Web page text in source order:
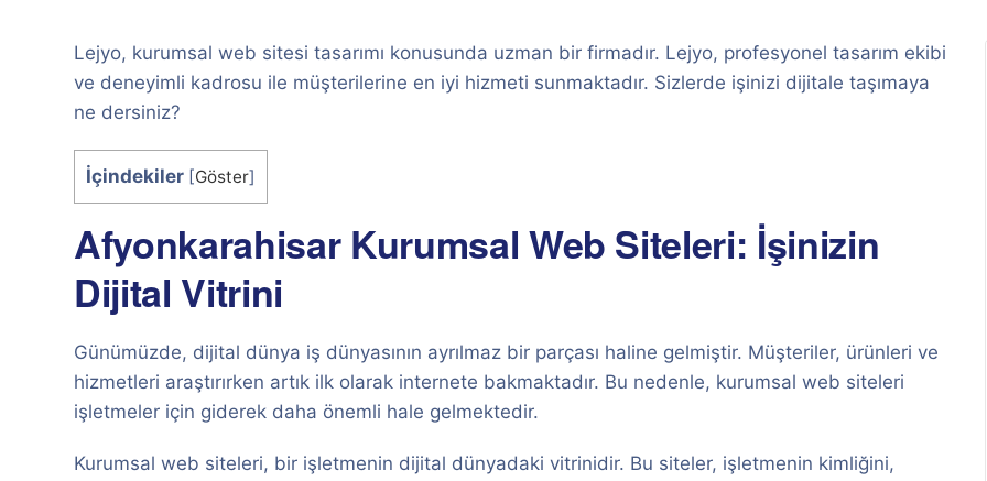
Lejyo, kurumsal web sitesi tasarımı konusunda uzman bir firmadır. Lejyo, profesyonel tasarım ekibi
ve deneyimli kadrosu ile müşterilerine en iyi hizmeti sunmaktadır. Sizlerde işinizi dijitale taşımaya
ne dersiniz?
İçindekiler [Göster]
Afyonkarahisar Kurumsal Web Siteleri: İşinizin
Dijital Vitrini
Günümüzde, dijital dünya iş dünyasının ayrılmaz bir parçası haline gelmiştir. Müşteriler, ürünleri ve
hizmetleri araştırırken artık ilk olarak internete bakmaktadır. Bu nedenle, kurumsal web siteleri
işletmeler için giderek daha önemli hale gelmektedir.
Kurumsal web siteleri, bir işletmenin dijital dünyadaki vitrinidir. Bu siteler, işletmenin kimliğini,